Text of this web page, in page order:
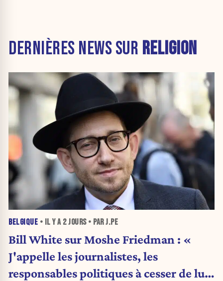
DERNIÈRES NEWS SUR RELIGION
BELGIQUE • IL Y A 2 JOURS• PAR J.PE
Bill White sur Moshe Friedman : «
J'appelle les journalistes, les
responsables politiques à cesser de lui